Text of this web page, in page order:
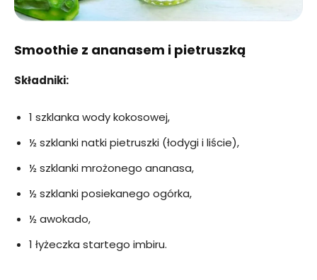
Smoothie z ananasem i pietruszką
Składniki:
1 szklanka wody kokosowej,
½ szklanki natki pietruszki (łodygi i liście),
½ szklanki mrożonego ananasa,
½ szklanki posiekanego ogórka,
½ awokado,
1 łyżeczka startego imbiru.